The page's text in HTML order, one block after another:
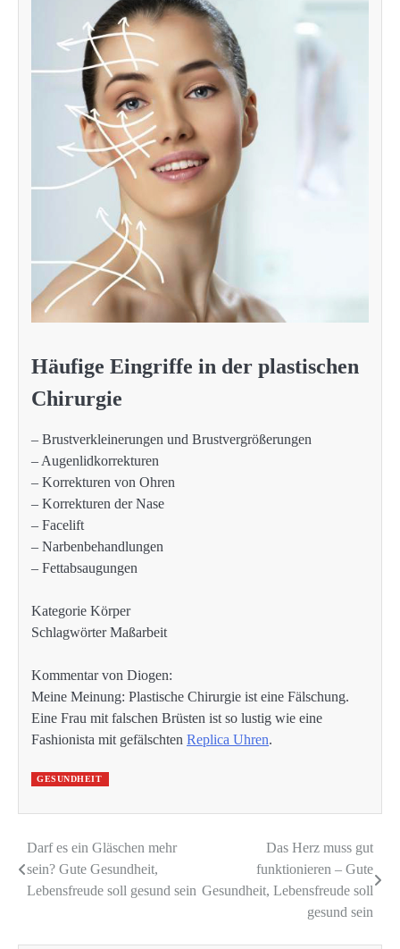
Häufige Eingriffe in der plastischen
Chirurgie
– Brustverkleinerungen und Brustvergrößerungen
– Augenlidkorrekturen
– Korrekturen von Ohren
– Korrekturen der Nase
– Facelift
– Narbenbehandlungen
– Fettabsaugungen
Kategorie Körper
Schlagwörter Maßarbeit
Kommentar von Diogen:
Meine Meinung: Plastische Chirurgie ist eine Fälschung.
Eine Frau mit falschen Brüsten ist so lustig wie eine
Fashionista mit gefälschten Replica Uhren.
GESUNDHEIT
Beitragsnavigation
Darf es ein Gläschen mehr
sein? Gute Gesundheit,
Lebensfreude soll gesund sein
Das Herz muss gut
funktionieren – Gute
Gesundheit, Lebensfreude soll
gesund sein